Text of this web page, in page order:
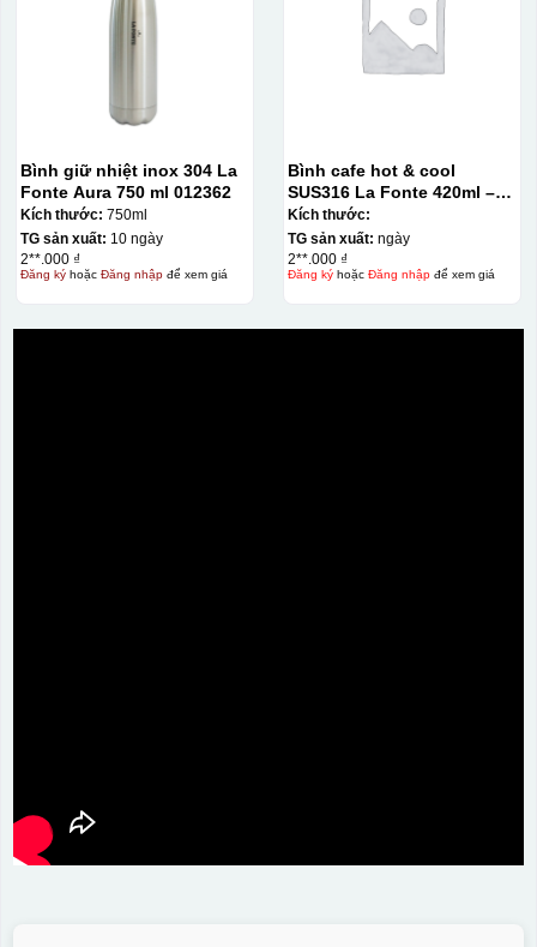
Bình giữ nhiệt inox 304 La
Fonte Aura 750 ml 012362
Kích thước: 750ml
TG sản xuất: 10 ngày
2**.000 ₫
Đăng kýhoặc Đăng nhậpđể xem giá
Bình cafe hot & cool
SUS316 La Fonte 420ml –
012775
Kích thước:
TG sản xuất: ngày
2**.000 ₫
Đăng kýhoặc Đăng nhậpđể xem giá